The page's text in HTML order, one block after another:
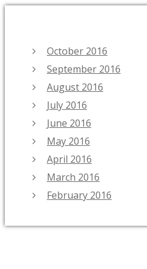
October 2016
September 2016
August 2016
July 2016
June 2016
May 2016
April 2016
March 2016
February 2016